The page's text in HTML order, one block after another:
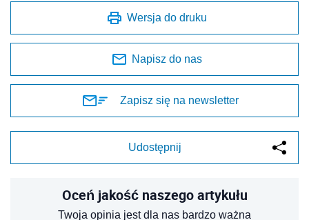
Wersja do druku
Napisz do nas
Zapisz się na newsletter
Udostępnij
Oceń jakość naszego artykułu
Twoja opinia jest dla nas bardzo ważna